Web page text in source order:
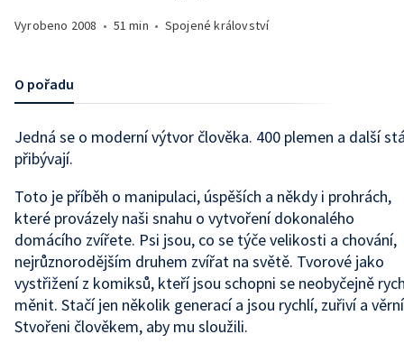
Vyrobeno 2008 • 51 min • Spojené království
O pořadu
Jedná se o moderní výtvor člověka. 400 plemen a další
přibývají.
Toto je příběh o manipulaci, úspěších a někdy i prohrách,
které provázely naši snahu o vytvoření dokonalého
domácího zvířete. Psi jsou, co se týče velikosti a chování,
nejrůznorodějším druhem zvířat na světě. Tvorové jako
vystřižení z komiksů, kteří jsou schopni se neobyčejně
měnit. Stačí jen několik generací a jsou rychlí, zuřiví a
Stvořeni člověkem, aby mu sloužili.